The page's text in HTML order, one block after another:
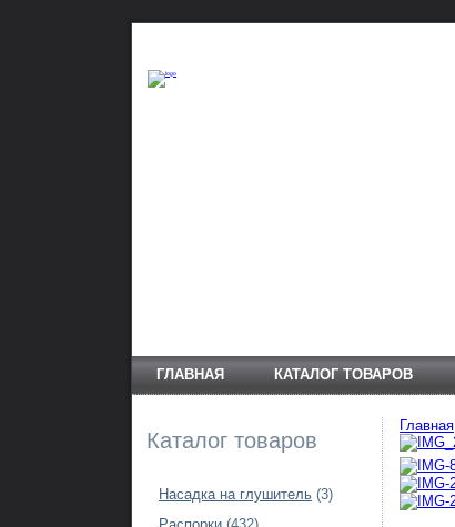
ГЛАВНАЯ КАТАЛОГ ТОВАРОВ
Каталог товаров
Насадка на глушитель (3)
Главная